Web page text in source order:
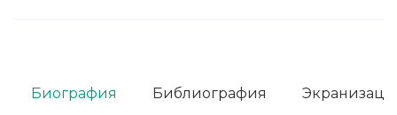
Биография Библиография